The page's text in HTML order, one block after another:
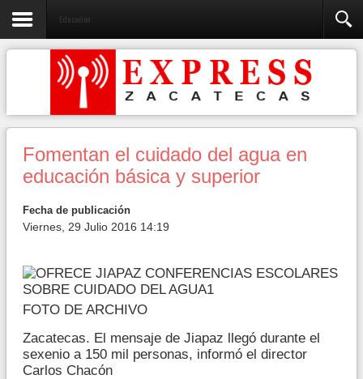
Educación
Fomentan el cuidado del agua en
educación básica y superior
Fecha de publicación
Viernes, 29 Julio 2016 14:19
FOTO DE ARCHIVO
Zacatecas. El mensaje de Jiapaz llegó durante el
sexenio a 150 mil personas, informó el director
Carlos Chacón